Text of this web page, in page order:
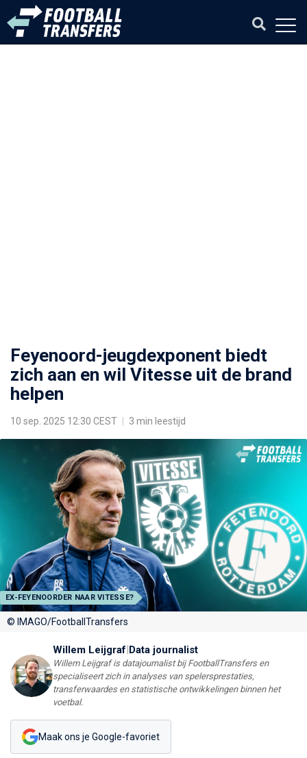
Feyenoord-jeugdexponent biedt
zich aan en wil Vitesse uit de brand
helpen
10 sep. 2025 12:30 CEST 3 min leestijd
EX-FEYENOORDER NAAR VITESSE?
© IMAGO/FootballTransfers
Willem Leijgraf|Data journalist
Willem Leijgraf is datajournalist bij FootballTransfers en
specialiseert zich in analyses van spelersprestaties,
transferwaardes en statistische ontwikkelingen binnen het
voetbal.
Maak ons je Google-favoriet